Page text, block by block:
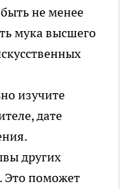
не менее
мука высшего
изучите
дате
других
Это поможет